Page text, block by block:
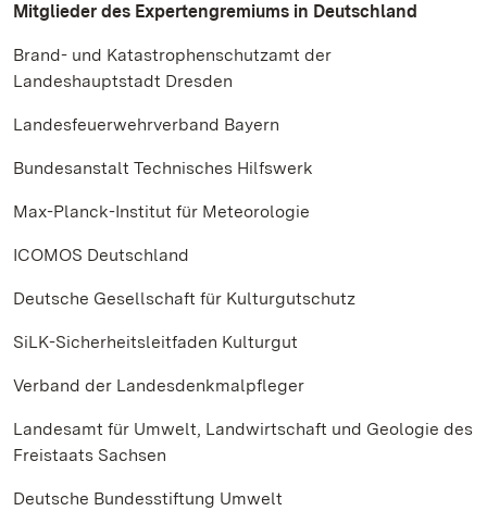
Mitglieder des Expertengremiums in Deutschland
Brand- und Katastrophenschutzamt der
Landeshauptstadt Dresden
Landesfeuerwehrverband Bayern
Bundesanstalt Technisches Hilfswerk
Max-Planck-Institut für Meteorologie
ICOMOS Deutschland
Deutsche Gesellschaft für Kulturgutschutz
SiLK-Sicherheitsleitfaden Kulturgut
Verband der Landesdenkmalpfleger
Landesamt für Umwelt, Landwirtschaft und Geologie des
Freistaats Sachsen
Deutsche Bundesstiftung Umwelt